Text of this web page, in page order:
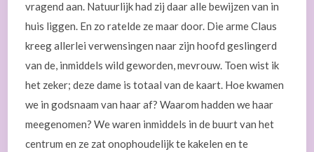
vragend aan. Natuurlijk had zij daar alle bewijzen van in
huis liggen. En zo ratelde ze maar door. Die arme Claus
kreeg allerlei verwensingen naar zijn hoofd geslingerd
van de, inmiddels wild geworden, mevrouw. Toen wist ik
het zeker; deze dame is totaal van de kaart. Hoe kwamen
we in godsnaam van haar af? Waarom hadden we haar
meegenomen? We waren inmiddels in de buurt van het
centrum en ze zat onophoudelijk te kakelen en te